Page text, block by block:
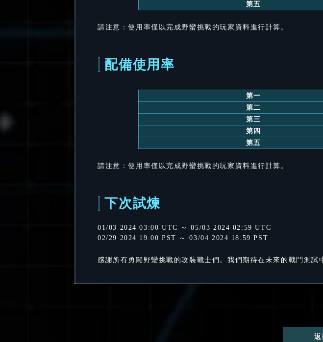
第五
請注意：使用率僅以完成野蠻挑戰的玩家資料進行計算。
配備使用率
第一
第二
第三
第四
第五
請注意：使用率僅以完成野蠻挑戰的玩家資料進行計算。
下次試煉
01/03 2024 03:00 UTC ～ 05/03 2024 02:59 UTC
02/29 2024 19:00 PST ～ 03/04 2024 18:59 PST
感謝所有勇闖野蠻挑戰的攻裝戰士們。我們期待在未來的戰鬥測試
返